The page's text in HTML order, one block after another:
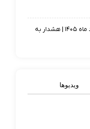
فال نوستراداموس جمعه ۱۶ مرداد ماه ۱۴۰۵ | هشدار به
ویدیوها